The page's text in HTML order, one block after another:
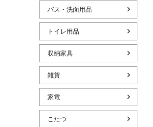
バス・洗面用品
トイレ用品
収納家具
雑貨
家電
こたつ